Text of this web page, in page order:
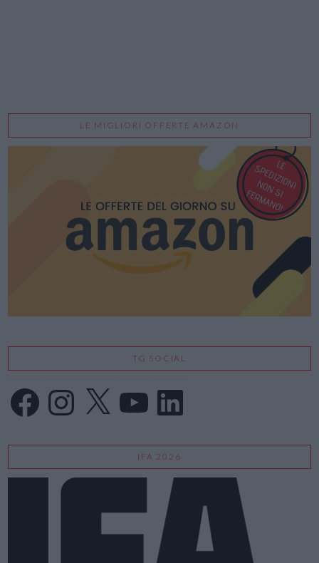
LE MIGLIORI OFFERTE AMAZON
TG SOCIAL
FacebookInstagram
X LinkedIn
IFA 2026